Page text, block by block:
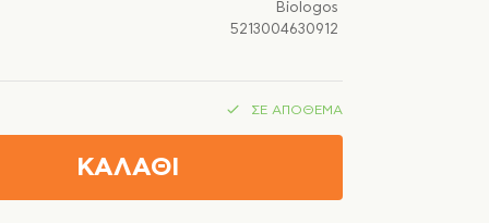
Biologos
5213004630912
ΣΕ ΑΠΌΘΕΜΑ
ΚΑΛΑΘΙ